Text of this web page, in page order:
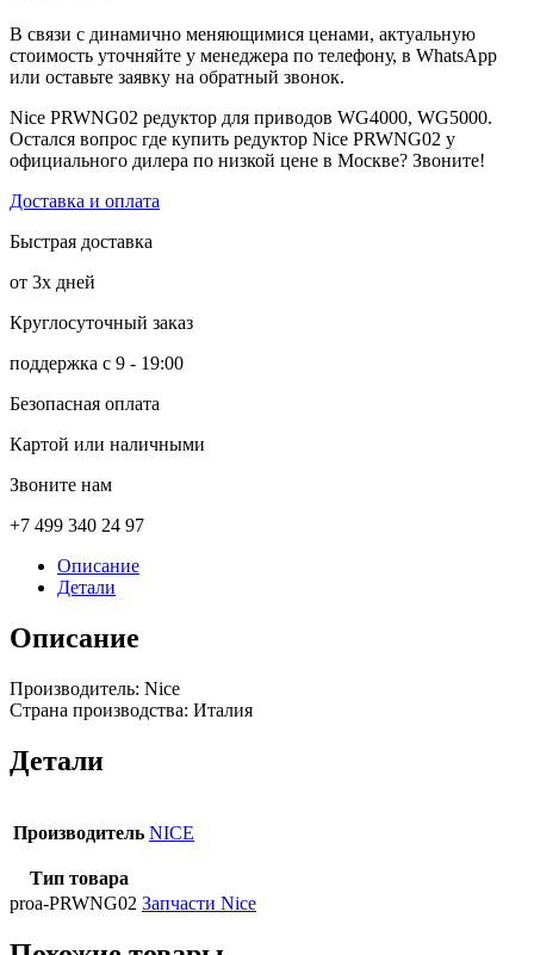
В связи с динамично меняющимися ценами, актуальную
стоимость уточняйте у менеджера по телефону, в WhatsApp
или оставьте заявку на обратный звонок.
Nice PRWNG02 редуктор для приводов WG4000, WG5000.
Остался вопрос где купить редуктор Nice PRWNG02 у
официального дилера по низкой цене в Москве? Звоните!
Доставка и оплата
Быстрая доставка
от 3х дней
Круглосуточный заказ
поддержка с 9 - 19:00
Безопасная оплата
Картой или наличными
Звоните нам
+7 499 340 24 97
Описание
Детали
Описание
Производитель: Nice
Страна производства: Италия
Детали
Производитель NICE
Тип товара
proa-PRWNG02 Запчасти Nice